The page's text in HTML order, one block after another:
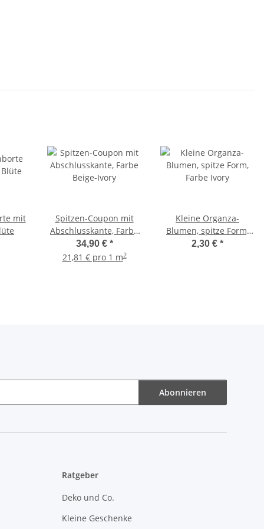
mit
Spitzen-Coupon mit
Abschlusskante, Farbe
Beige-Ivory
34,90 € *
21,81 € pro 1 m2
Kleine Organza-
Blumen, spitze Form,
Farbe Ivory
2,30 € *
Abonnieren
Ratgeber
Deko und Co.
Kleine Geschenke